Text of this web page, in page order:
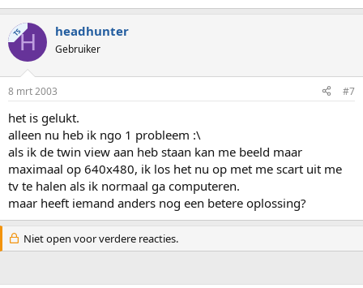
TSH headhunter
Gebruiker
8 mrt 2003 #7
het is gelukt.
alleen nu heb ik ngo 1 probleem :\
als ik de twin view aan heb staan kan me beeld maar
maximaal op 640x480, ik los het nu op met me scart uit me
tv te halen als ik normaal ga computeren.
maar heeft iemand anders nog een betere oplossing?
Niet open voor verdere reacties.